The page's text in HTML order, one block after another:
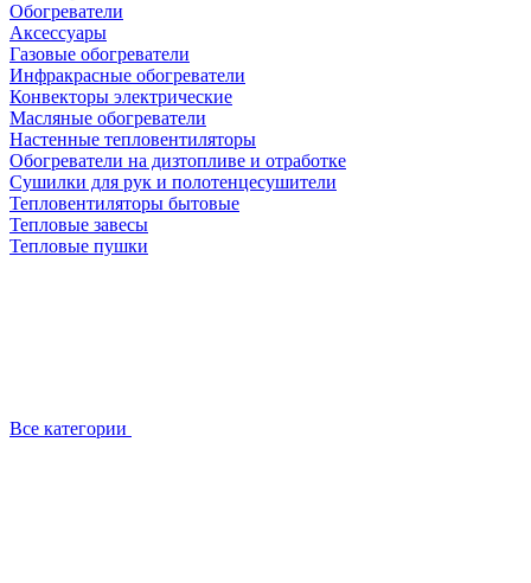
Обогреватели
Аксессуары
Газовые обогреватели
Инфракрасные обогреватели
Конвекторы электрические
Масляные обогреватели
Настенные тепловентиляторы
Обогреватели на дизтопливе и отработке
Сушилки для рук и полотенцесушители
Тепловентиляторы бытовые
Тепловые завесы
Тепловые пушки
Все категории